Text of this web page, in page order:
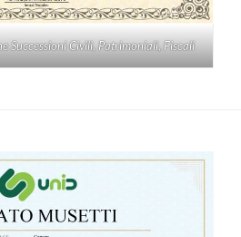
Successioni Civili, Patrimoniali, Fiscali